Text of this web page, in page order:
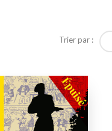
Trier par :